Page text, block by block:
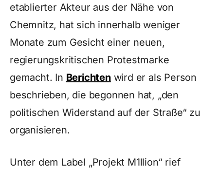
etablierter Akteur aus der Nähe von
Chemnitz, hat sich innerhalb weniger
Monate zum Gesicht einer neuen,
regierungskritischen Protestmarke
gemacht. In Berichtenwird er als Person
beschrieben, die begonnen hat, „den
politischen Widerstand auf der Straße“ zu
organisieren.
Unter dem Label „Projekt M1llion“ rief